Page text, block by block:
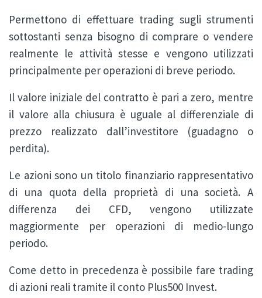
Permettono di effettuare trading sugli strumenti
sottostanti senza bisogno di comprare o vendere
realmente le attività stesse e vengono utilizzati
principalmente per operazioni di breve periodo.
Il valore iniziale del contratto è pari a zero, mentre
il valore alla chiusura è uguale al differenziale di
prezzo realizzato dall’investitore (guadagno o
perdita).
Le azioni sono un titolo finanziario rappresentativo
di una quota della proprietà di una società. A
differenza dei CFD, vengono utilizzate
maggiormente per operazioni di medio-lungo
periodo.
Come detto in precedenza è possibile fare trading
di azioni reali tramite il conto Plus500 Invest.